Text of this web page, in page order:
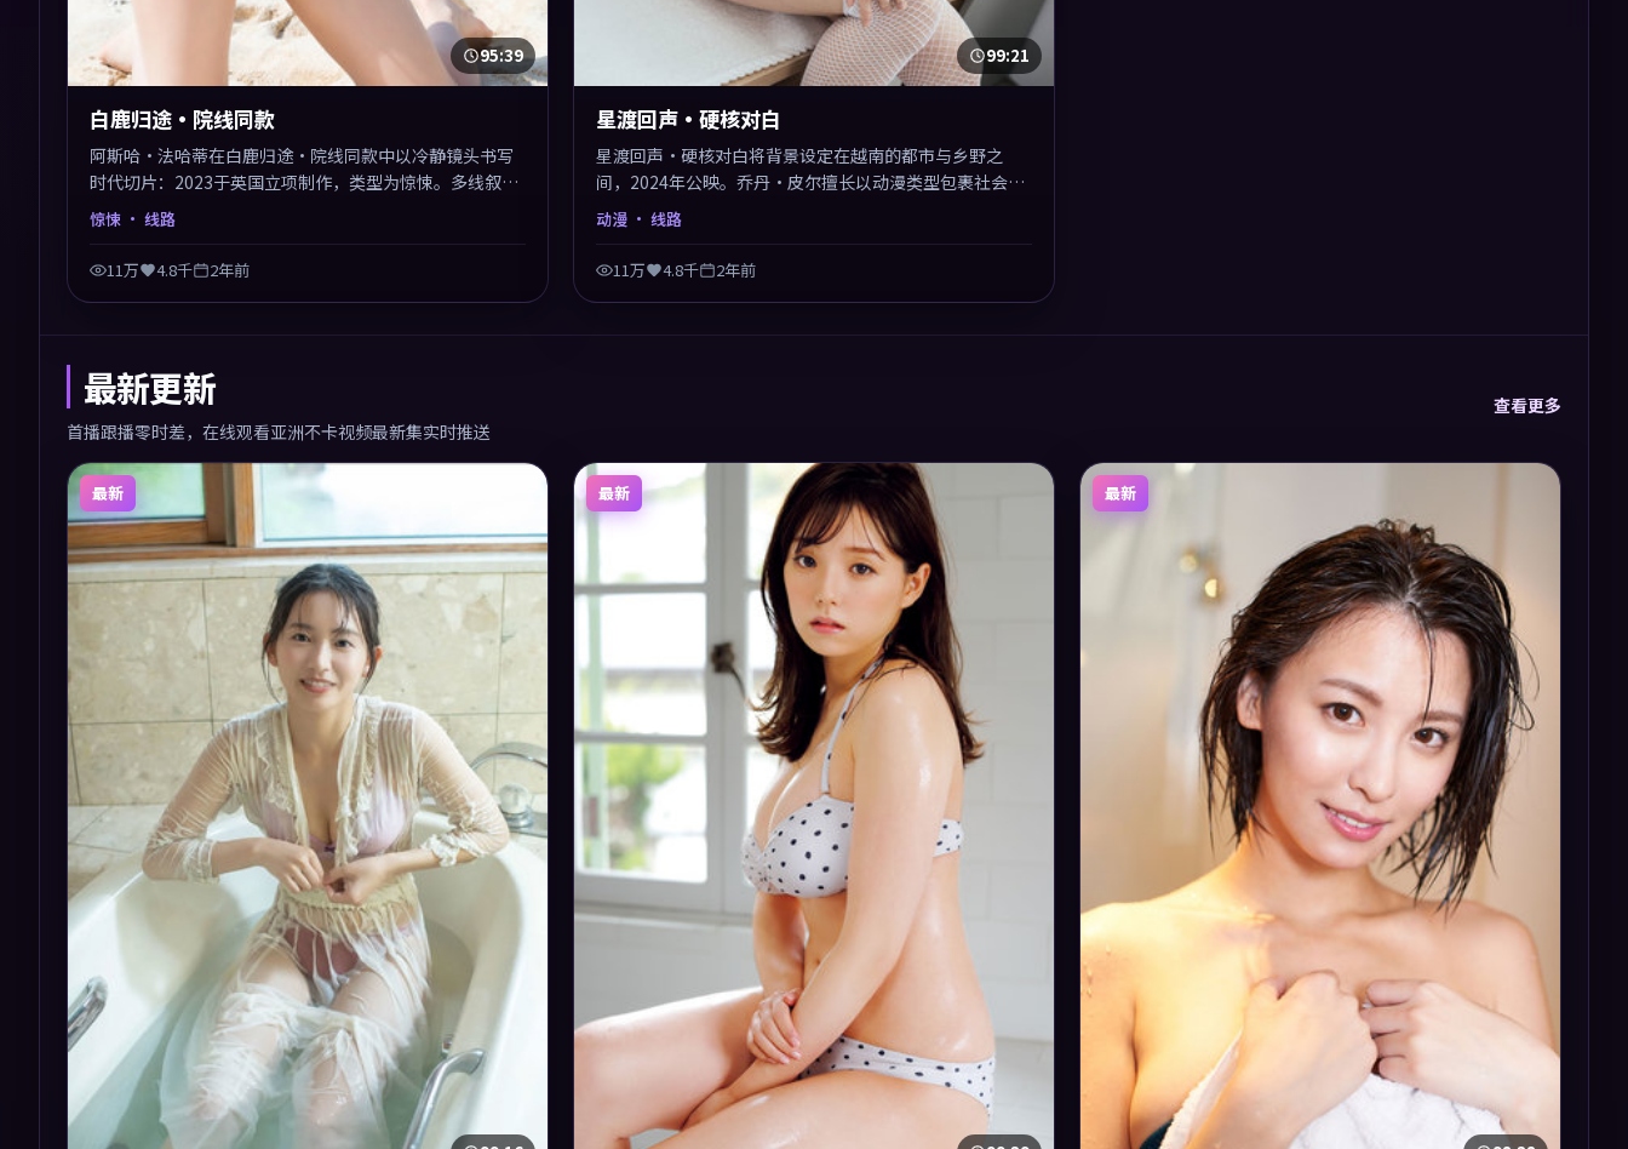
95:39
白鹿归途·院线同款
阿斯哈·法哈蒂在白鹿归途·院线同款中以冷静镜头书写
时代切片：2023于英国立项制作，类型为惊悚。多线叙事
交汇于终局，真相与救赎并行，适合喜欢细读表演的影
惊悚· 线路
11万 4.8千 2年前
99:21
星渡回声·硬核对白
星渡回声·硬核对白将背景设定在越南的都市与乡野之
间，2024年公映。乔丹·皮尔擅长以动漫类型包裹社会议
题，节奏张弛有度，留白处耐人寻味。剪辑利落，悬念钩
子分布均匀，适合一口气看完。
动漫· 线路
11万 4.8千 2年前
最新更新
首播跟播零时差，在线观看亚洲不卡视频最新集实时推送
查看更多
最新 最新 最新